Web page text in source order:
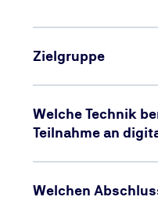
Zielgruppe
Welche Technik
Teilnahme an
Welchen